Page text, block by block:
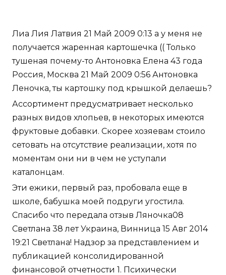
Лиа Лия Латвия 21 Май 2009 0:13 а у меня не
получается жаренная картошечка (( Только
тушеная почему-то Антоновка Елена 43 года
Россия, Москва 21 Май 2009 0:56 Антоновка
Леночка, ты картошку под крышкой делаешь?
Ассортимент предусматривает несколько
разных видов хлопьев, в некоторых имеются
фруктовые добавки. Скорее хозяевам стоило
сетовать на отсутствие реализации, хотя по
моментам они ни в чем не уступали
каталонцам.
Эти ежики, первый раз, пробовала еще в
школе, бабушка моей подруги угостила.
Спасибо что передала отзыв Ляночка08
Светлана 38 лет Украина, Винница 15 Авг 2014
19:21 Светлана! Надзор за представлением и
публикацией консолидированной
финансовой отчетности 1. Психически